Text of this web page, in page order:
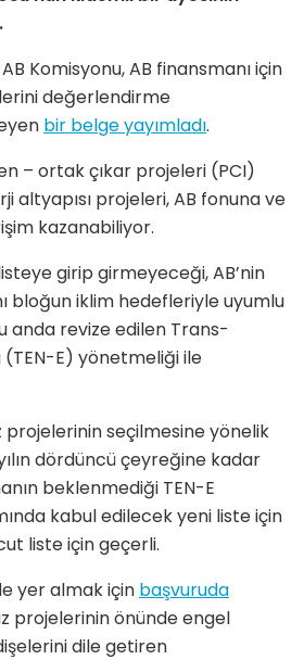
Komisyonu, AB finansmanı için
değerlendirme
bir belge yayımladı.
– ortak çıkar projeleri (PCI)
altyapısı projeleri, AB fonuna ve
kazanabiliyor.
girip girmeyeceği, AB’nin
bloğun iklim hedefleriyle uyumlu
anda revize edilen Trans-
E) yönetmeliği ile
projelerinin seçilmesine yönelik
dördüncü çeyreğine kadar
beklenmediği TEN-E
kabul edilecek yeni liste için
liste için geçerli.
yer almak için başvuruda
projelerinin önünde engel
dile getiren